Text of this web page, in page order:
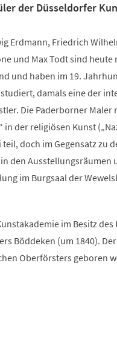
der Düsseldorfer
Erdmann, Friedrich
und Max Todt sind heute
und haben im 19.
damals eine der
Die Paderborner Maler
der religiösen Kunst
doch im Gegensatz zu
den Ausstellungsräumen
im Burgsaal der
im Besitz des
Böddeken (um 1840).
Oberförsters geboren